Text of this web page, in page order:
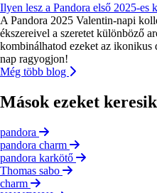
Ilyen lesz a Pandora első 2025-es
A Pandora 2025 Valentin-napi
ékszereivel a szeretet különböző
kombinálhatod ezeket az ikonikus
nap ragyogjon!
Még több blog
Mások ezeket keresik
pandora
pandora charm
pandora karkötő
Thomas sabo
charm